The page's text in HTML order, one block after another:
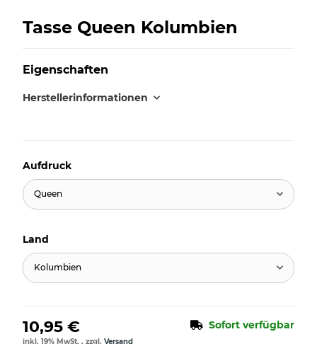
Tasse Queen Kolumbien
Eigenschaften
Herstellerinformationen
Aufdruck
Queen
Land
Kolumbien
10,95 € Sofort verfügbar
inkl. 19% MwSt. , zzgl. Versand